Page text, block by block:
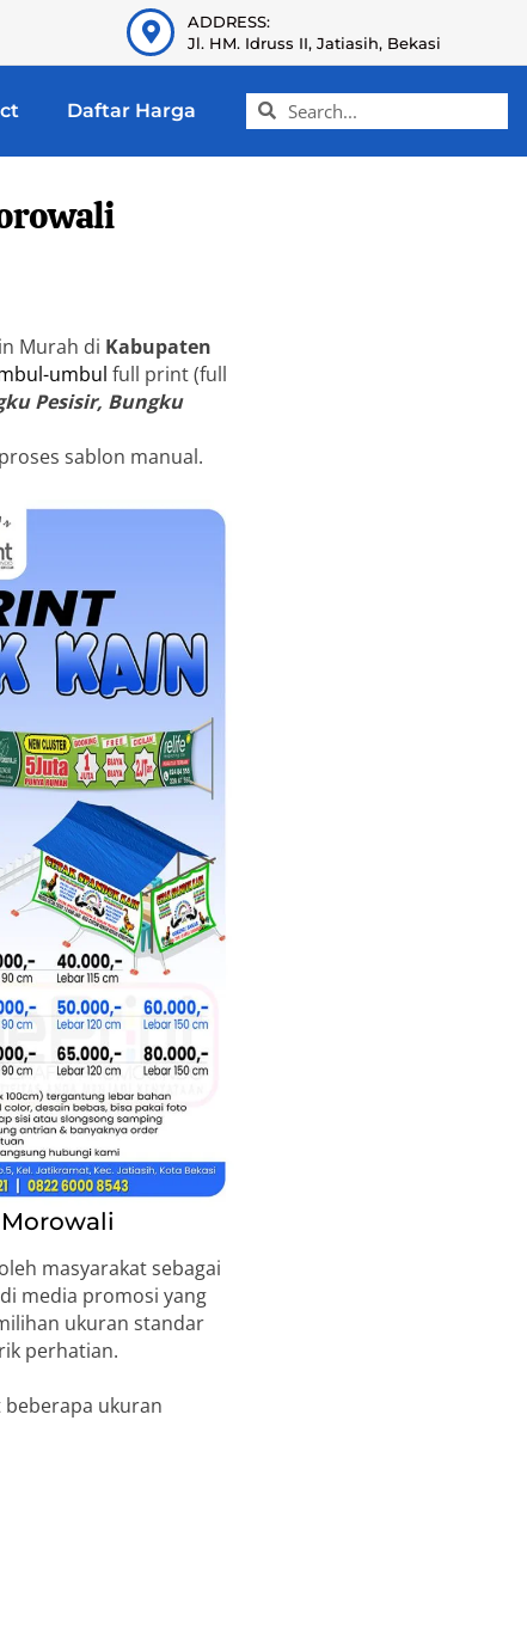
ADDRESS:
Jl. HM. Idruss II, Jatiasih, Bekasi
Daftar Harga
Murah di Kabupaten
umbul full print (full
Pesisir, Bungku
sablon manual.
masyarakat sebagai
media promosi yang
ukuran standar
perhatian.
ukuran